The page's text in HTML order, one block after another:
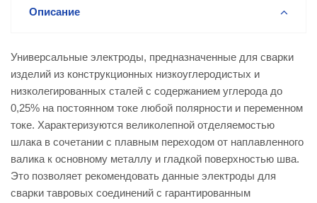
Описание
Универсальные электроды, предназначенные для сварки
изделий из конструкционных низкоуглеродистых и
низколегированных сталей с содержанием углерода до
0,25% на постоянном токе любой полярности и переменном
токе. Характеризуются великолепной отделяемостью
шлака в сочетании с плавным переходом от наплавленного
валика к основному металлу и гладкой поверхностью шва.
Это позволяет рекомендовать данные электроды для
сварки тавровых соединений с гарантированным